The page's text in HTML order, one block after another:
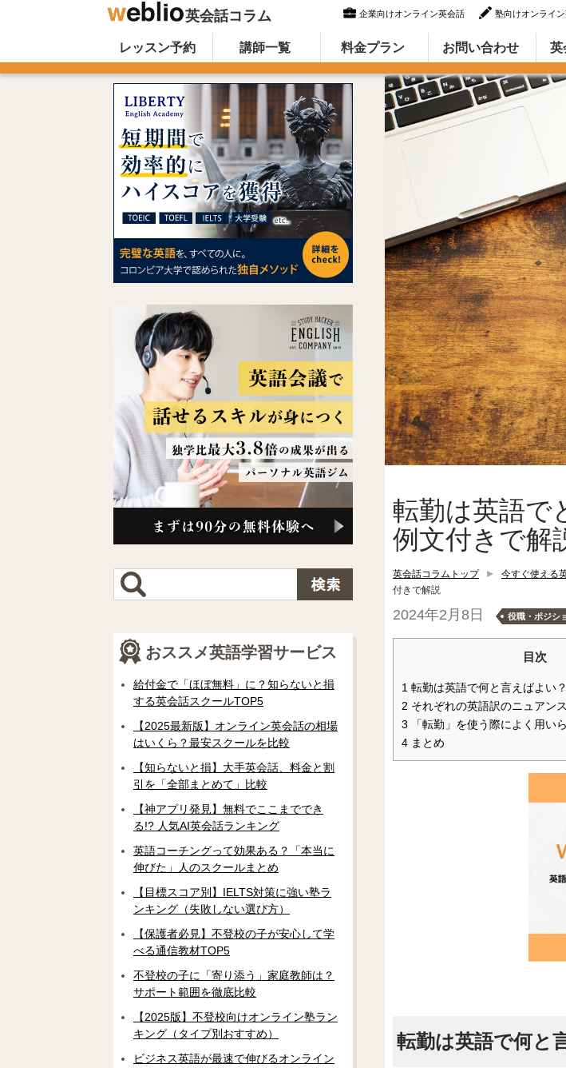
英会話コラム 企業向けオンライン英会話 塾向けオンライ
オンライン英会話のWeblio英会話コラム（英語での言い方・英語表現
Skip to content
レッスン予約 講師一覧 料金プラン お問い合わせ 英
転勤は英語で
例文付きで解
英会話コラムトップ 今すぐ使える
付きで解説
2024年2月8日 役職・ポジシ
目次
1 転勤は英語で何と言えばよい？
2 それぞれの英語訳のニュアン
3 「転勤」を使う際によく用い
4 まとめ
転勤は英語で何と
おススメ英語学習サービス
給付金で「ほぼ無料」に？知らないと損
する英会話スクールTOP5
【2025最新版】オンライン英会話の相場
はいくら？最安スクールを比較
【知らないと損】大手英会話、料金と割
引を「全部まとめて」比較
【神アプリ発見】無料でここまででき
る!? 人気AI英会話ランキング
英語コーチングって効果ある？「本当に
伸びた」人のスクールまとめ
【目標スコア別】IELTS対策に強い塾ラ
ンキング（失敗しない選び方）
【保護者必見】不登校の子が安心して学
べる通信教材TOP5
不登校の子に「寄り添う」家庭教師は？
サポート範囲を徹底比較
【2025版】不登校向けオンライン塾ラン
キング（タイプ別おすすめ）
ビジネス英語が最速で伸びるオンライン